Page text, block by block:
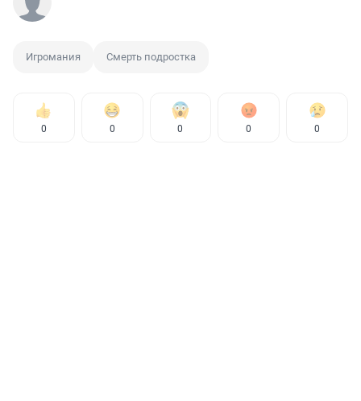
Игромания Смерть подростка
0 0 0 0 0